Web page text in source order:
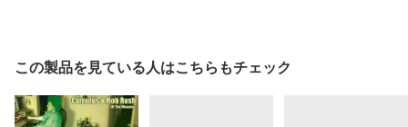
この製品を見ている人はこちらもチェック